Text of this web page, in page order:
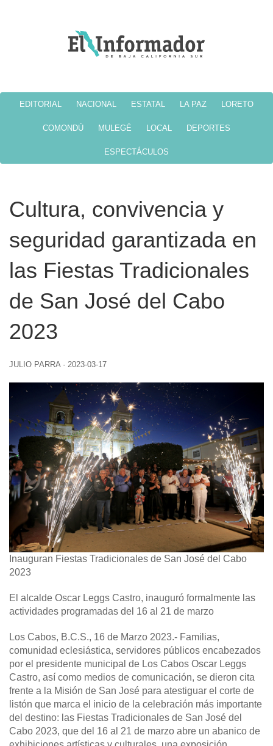
EDITORIAL NACIONAL ESTATAL LA PAZ LORETO
COMONDÚ MULEGÉ LOCAL DEPORTES
ESPECTÁCULOS
Cultura, convivencia y
seguridad garantizada en
las Fiestas Tradicionales
de San José del Cabo
2023
JULIO PARRA · 2023-03-17
Inauguran Fiestas Tradicionales de San José del Cabo
2023
El alcalde Oscar Leggs Castro, inauguró formalmente las
actividades programadas del 16 al 21 de marzo
Los Cabos, B.C.S., 16 de Marzo 2023.- Familias,
comunidad eclesiástica, servidores públicos encabezados
por el presidente municipal de Los Cabos Oscar Leggs
Castro, así como medios de comunicación, se dieron cita
frente a la Misión de San José para atestiguar el corte de
listón que marca el inicio de la celebración más importante
del destino: las Fiestas Tradicionales de San José del
Cabo 2023, que del 16 al 21 de marzo abre un abanico de